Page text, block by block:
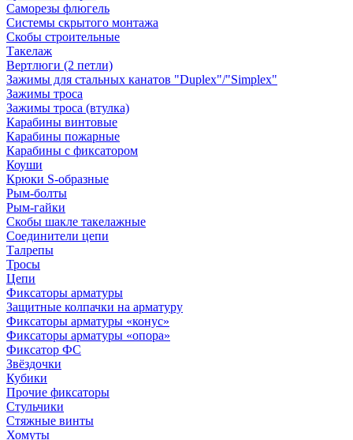
Саморезы флюгель
Системы скрытого монтажа
Скобы строительные
Такелаж
Вертлюги (2 петли)
Зажимы для стальных канатов "Duplex"/"Simplex"
Зажимы троса
Зажимы троса (втулка)
Карабины винтовые
Карабины пожарные
Карабины с фиксатором
Коуши
Крюки S-образные
Рым-болты
Рым-гайки
Скобы шакле такелажные
Соединители цепи
Талрепы
Тросы
Цепи
Фиксаторы арматуры
Защитные колпачки на арматуру
Фиксаторы арматуры «конус»
Фиксаторы арматуры «опора»
Фиксатор ФС
Звёздочки
Кубики
Прочие фиксаторы
Стульчики
Стяжные винты
Хомуты